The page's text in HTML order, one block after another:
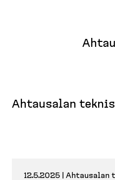
Ahtausalan
12.5.2025 |